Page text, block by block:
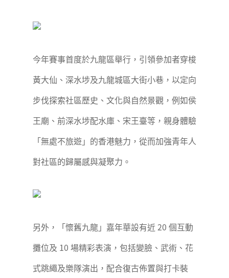
今年賽事首度於九龍區舉行，引領參加者穿梭
黃大仙、深水埗及九龍城區大街小巷，以定向
步伐探索社區歷史、文化與自然景觀，例如侯
王廟、前深水埗配水庫、宋王臺等，親身體驗
「無處不旅遊」的香港魅力，從而加強青年人
對社區的歸屬感與凝聚力。
另外，「懷舊九龍」嘉年華設有近 20 個互動
攤位及 10 場精彩表演，包括變臉、武術、花
式跳繩及樂隊演出，配合復古佈置與打卡裝